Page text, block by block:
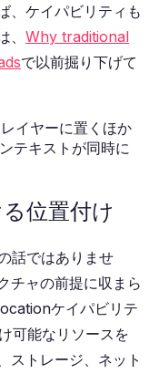
、ケイパビリティも
Why traditional
で以前掘り下げて
イヤーに置くほか
テキストが同時に
位置付け
話ではありませ
チャの前提に収まら
ケイパビリテ
可能なリソースを
ストレージ、ネット